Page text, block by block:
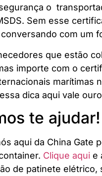
o
Sem esse
com um
que estão
importe com o
marítimas
dica aqui vale
te ajudar!
aqui da China
Clique aqui e
de patinete